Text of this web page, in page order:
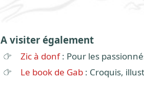
A visiter également
Zic à donf: Pour les
Le book de Gab : Croquis,